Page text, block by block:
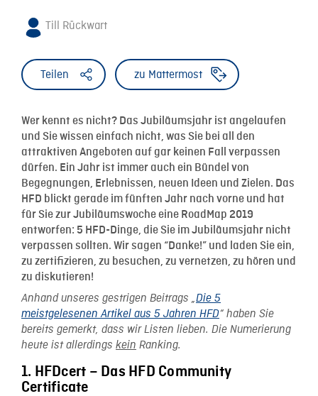
Till Rückwart
Teilen zu Mattermost
Wer kennt es nicht? Das Jubiläumsjahr ist angelaufen
und Sie wissen einfach nicht, was Sie bei all den
attraktiven Angeboten auf gar keinen Fall verpassen
dürfen. Ein Jahr ist immer auch ein Bündel von
Begegnungen, Erlebnissen, neuen Ideen und Zielen. Das
HFD blickt gerade im fünften Jahr nach vorne und hat
für Sie zur Jubiläumswoche eine RoadMap 2019
entworfen: 5 HFD-Dinge, die Sie im Jubiläumsjahr nicht
verpassen sollten. Wir sagen “Danke!” und laden Sie ein,
zu zertifizieren, zu besuchen, zu vernetzen, zu hören und
zu diskutieren!
Anhand unseres gestrigen Beitrags „Die 5
meistgelesenen Artikel aus 5 Jahren HFD“ haben Sie
bereits gemerkt, dass wir Listen lieben. Die Numerierung
heute ist allerdings kein Ranking.
1. HFDcert – Das HFD Community
Certificate